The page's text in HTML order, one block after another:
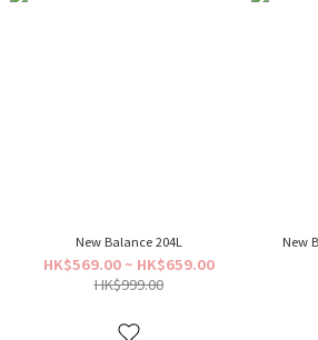
New Balance 204L
HK$569.00 ~ HK$659.00
HK$999.00
New